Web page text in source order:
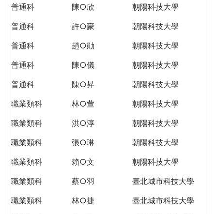
WORLD
PUTTING
YOU
THE
GLOBAL
CITIZENSHIP
普通科
陳○欣
朝陽科技大學
普通科
許○豪
朝陽科技大學
普通科
趙○勛
朝陽科技大學
普通科
陳○儀
朝陽科技大學
普通科
陳○昇
朝陽科技大學
職業類科
林○萱
朝陽科技大學
職業類科
洪○淳
朝陽科技大學
職業類科
張○琳
朝陽科技大學
職業類科
賴○文
朝陽科技大學
職業類科
蔡○羽
臺北城市科技大學
職業類科
林○捷
臺北城市科技大學